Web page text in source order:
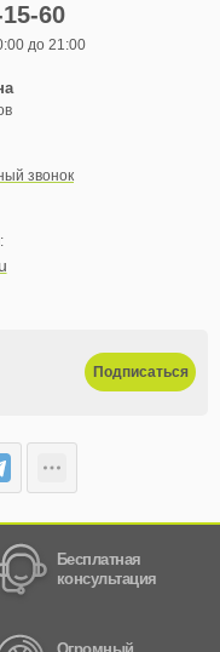
60
до 21:00
звонок
Подписаться
Бесплатная
консультация